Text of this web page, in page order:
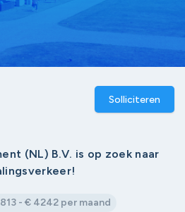
Solliciteren
(NL) B.V. is op zoek naar
- € 4242 per maand